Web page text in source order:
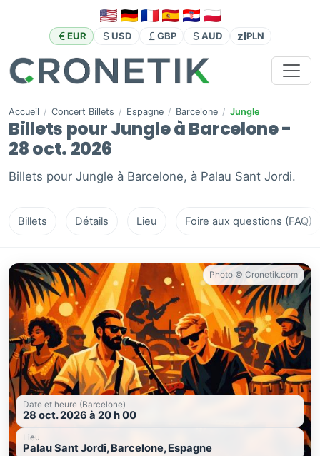
EUR USD GBP AUD złPLN
Accueil / Concert Billets / Espagne / Barcelone / Jungle
Billets pour Jungle à Barcelone -
28 oct. 2026
Billets pour Jungle à Barcelone, à Palau Sant Jordi.
Billets Détails Lieu Foire aux questions (FAQ)
Photo © Cronetik.com
Date et heure (Barcelone)
28 oct. 2026 à 20 h 00
Lieu
Palau Sant Jordi, Barcelone, Espagne